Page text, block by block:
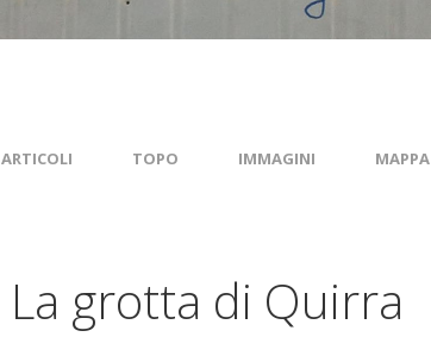
ARTICOLI TOPO IMMAGINI MAPPA
La grotta di Quirra